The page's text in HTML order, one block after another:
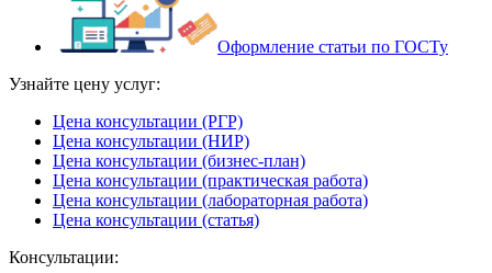
Оформление статьи по ГОСТу
Узнайте цену услуг:
Цена консультации (РГР)
Цена консультации (НИР)
Цена консультации (бизнес-план)
Цена консультации (практическая работа)
Цена консультации (лабораторная работа)
Цена консультации (статья)
Консультации: